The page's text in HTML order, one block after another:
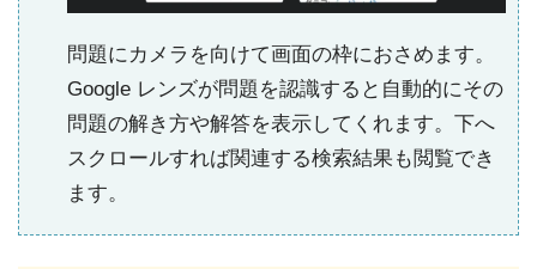
問題にカメラを向けて画面の枠におさめます。
Google レンズが問題を認識すると自動的にその
問題の解き方や解答を表示してくれます。下へ
スクロールすれば関連する検索結果も閲覧でき
ます。